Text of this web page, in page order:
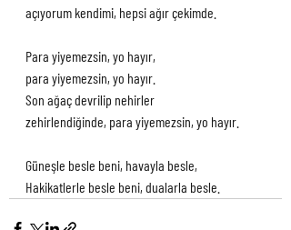
açıyorum kendimi, hepsi ağır çekimde.
Para yiyemezsin, yo hayır,
para yiyemezsin, yo hayır.
Son ağaç devrilip nehirler
zehirlendiğinde, para yiyemezsin, yo hayır.
Güneşle besle beni, havayla besle,
Hakikatlerle besle beni, dualarla besle.